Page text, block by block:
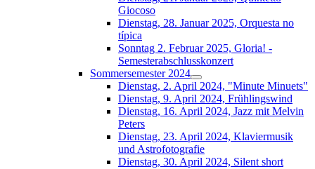
Giocoso
Dienstag, 28. Januar 2025, Orquesta no
típica
Sonntag 2. Februar 2025, Gloria! -
Semesterabschlusskonzert
Sommersemester 2024
Dienstag, 2. April 2024, "Minute Minuets"
Dienstag, 9. April 2024, Frühlingswind
Dienstag, 16. April 2024, Jazz mit Melvin
Peters
Dienstag, 23. April 2024, Klaviermusik
und Astrofotografie
Dienstag, 30. April 2024, Silent short